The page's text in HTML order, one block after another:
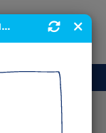
MENU
Upozornění - úplná uzavírka místní komunikace Za Řekou | Obecní úřad | Obec Česká Ves